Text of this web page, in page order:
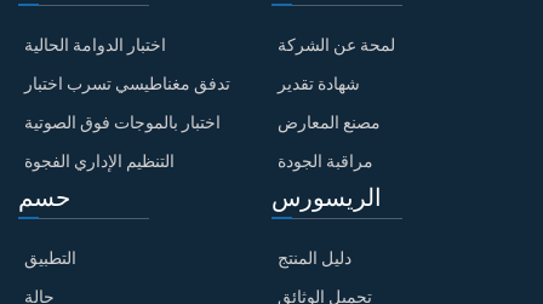
اختبار الدوامة الحالية
تدفق مغناطيسي تسرب اختبار
اختبار بالموجات فوق الصوتية
التنظيم الإداري الفجوة
لمحة عن الشركة
شهادة تقدير
مصنع المعارض
مراقبة الجودة
حسم
التطبيق
حالة
الريسورس
دليل المنتج
تحميل الوثائق